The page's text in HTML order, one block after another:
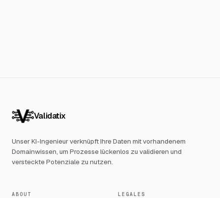
Validatix
Unser KI-Ingenieur verknüpft Ihre Daten mit vorhandenem
Domainwissen, um Prozesse lückenlos zu validieren und
versteckte Potenziale zu nutzen.
ABOUT LEGALES